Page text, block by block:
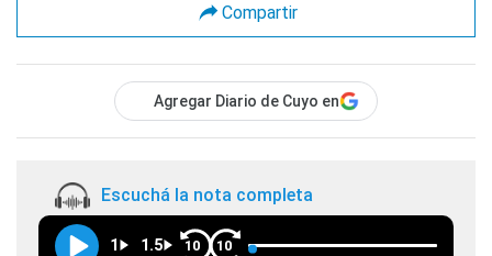
Compartir
Agregar Diario de Cuyo en
Escuchá la nota completa
1 1.5 10 10